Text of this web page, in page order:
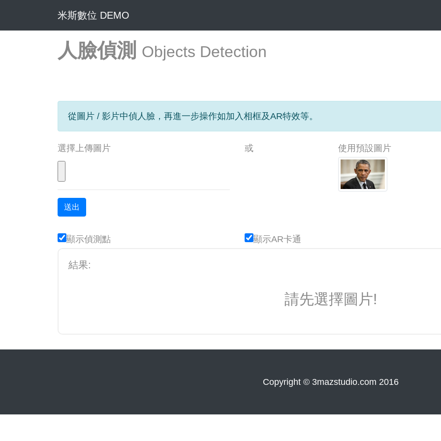
米斯數位 DEMO
人臉偵測 Objects Detection
從圖片 / 影片中偵人臉，再進一步操作如加入相框及AR特效等。
選擇上傳圖片
送出
或 使用預設圖片
顯示偵測點 顯示AR卡通
結果:
請先選擇圖片!
Copyright © 3mazstudio.com 2016